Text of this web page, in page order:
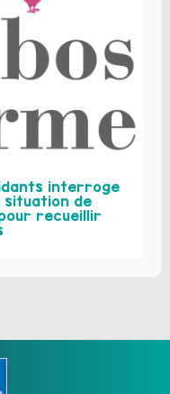
interroge
situation de
recueillir